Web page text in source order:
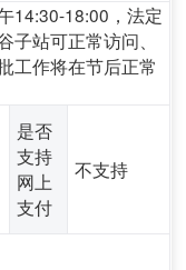
14:30-18:00，法定
站可正常访问、
工作将在节后正常
是否
支持
网上
支付
不支持